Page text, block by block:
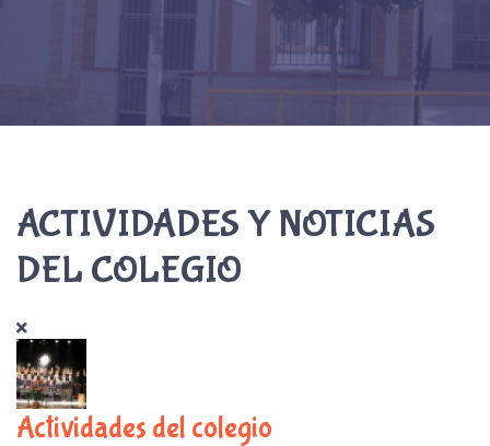
ACTIVIDADES Y NOTICIAS
DEL COLEGIO
Actividades del colegio